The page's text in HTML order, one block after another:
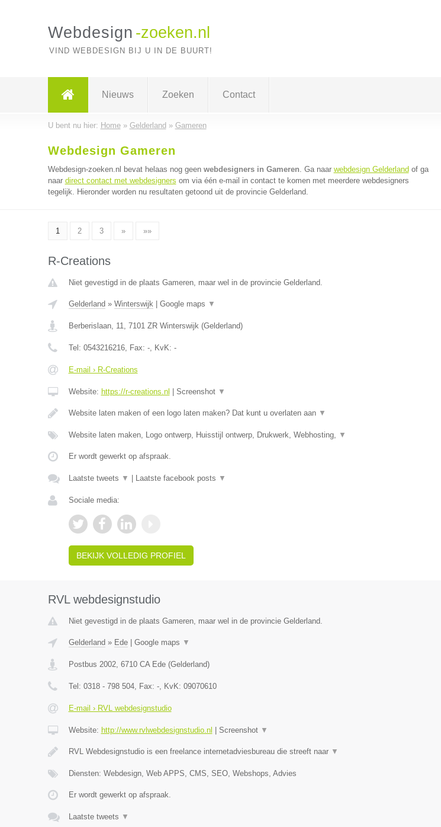
Webdesign -zoeken.nl
VIND WEBDESIGN BIJ U IN DE BUURT!
Nieuws Zoeken Contact
U bent nu hier: Home» Gelderland » Gameren
Webdesign Gameren
Webdesign-zoeken.nl bevat helaas nog geen webdesigners in Gameren. Ga naar webdesign Gelderland of ga
naar direct contact met webdesigners om via één e-mail in contact te komen met meerdere webdesigners
tegelijk. Hieronder worden nu resultaten getoond uit de provincie Gelderland.
1 2 3 » »»
R-Creations
Niet gevestigd in de plaats Gameren, maar wel in de provincie Gelderland.
Gelderland » Winterswijk| Google maps ▼
Berberislaan, 11, 7101 ZR Winterswijk(Gelderland)
Tel: 0543216216, Fax: -, KvK: -
E-mail › R-Creations
Website: https://r-creations.nl Screenshot ▼
Website laten maken of een logo laten maken? Dat kunt u overlaten aan ▼
Website laten maken, Logo ontwerp, Huisstijl ontwerp, Drukwerk, Webhosting, ▼
Er wordt gewerkt op afspraak.
Laatste tweets ▼ Laatste facebook posts ▼
Sociale media:
BEKIJK VOLLEDIG PROFIEL
RVL webdesignstudio
Niet gevestigd in de plaats Gameren, maar wel in de provincie Gelderland.
Gelderland » Ede| Google maps ▼
Postbus 2002, 6710 CA Ede(Gelderland)
Tel: 0318 - 798 504, Fax: -, KvK: 09070610
E-mail › RVL webdesignstudio
Website: http://www.rvlwebdesignstudio.nl Screenshot ▼
RVL Webdesignstudio is een freelance internetadviesbureau die streeft naar ▼
Diensten: Webdesign, Web APPS, CMS, SEO, Webshops, Advies
Er wordt gewerkt op afspraak.
Laatste tweets ▼